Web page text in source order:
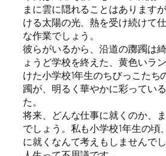
まに雲に隠れることはあります
ける太陽の光、熱を受け続けて
な作業でしょう。
彼らがいるから、沿道の躑躅は
ょうど学校を終えた、黄色いラ
けた小学校1年生のちびっこたち
躅が、明るく華やかに彩ってい
た。
将来、どんな仕事に就くのか、
でしょう。私も小学校1年生の頃
に就くなんて考えもしませんでし